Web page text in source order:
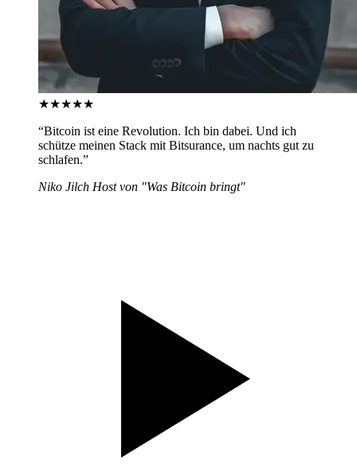
★★★★★
“Bitcoin ist eine Revolution. Ich bin dabei. Und ich
schütze meinen Stack mit Bitsurance, um nachts gut zu
schlafen.”
Niko Jilch Host von "Was Bitcoin bringt"